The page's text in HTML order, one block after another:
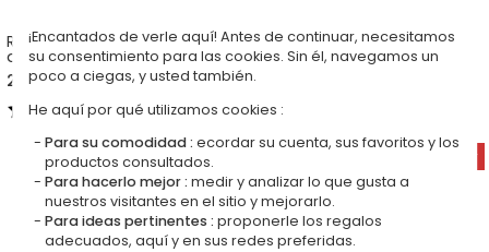
Retrato de animal al estilo
de una película de
animación 3D
22,00 €
5,00 (4 opiniones)
Vaso de whisky
personalizado dos iniciales
14,90 €
4,50 (2 opiniones)
¡Encantados de verle aquí! Antes de continuar, necesitamos
su consentimiento para las cookies. Sin él, navegamos un
poco a ciegas, y usted también.
He aquí por qué utilizamos cookies :
Para su comodidad : ecordar su cuenta, sus favoritos y los
productos consultados.
Para hacerlo mejor : medir y analizar lo que gusta a
nuestros visitantes en el sitio y mejorarlo.
Para ideas pertinentes : proponerle los regalos
adecuados, aquí y en sus redes preferidas.